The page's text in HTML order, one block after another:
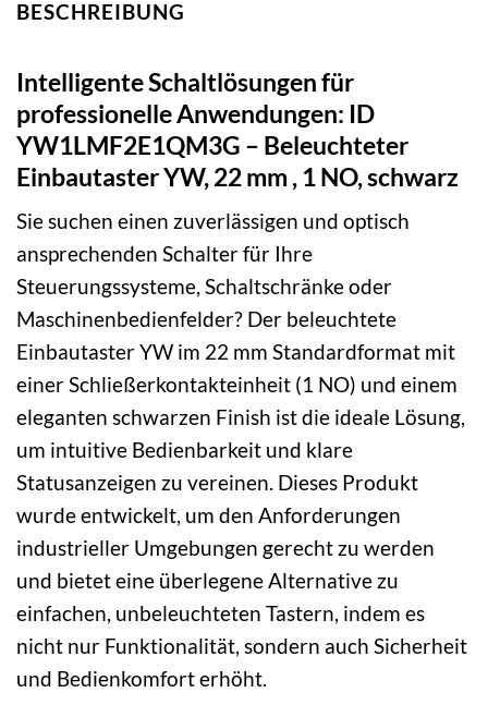
BESCHREIBUNG
Intelligente Schaltlösungen für
professionelle Anwendungen: ID
YW1LMF2E1QM3G – Beleuchteter
Einbautaster YW, 22 mm , 1 NO, schwarz
Sie suchen einen zuverlässigen und optisch
ansprechenden Schalter für Ihre
Steuerungssysteme, Schaltschränke oder
Maschinenbedienfelder? Der beleuchtete
Einbautaster YW im 22 mm Standardformat mit
einer Schließerkontakteinheit (1 NO) und einem
eleganten schwarzen Finish ist die ideale Lösung,
um intuitive Bedienbarkeit und klare
Statusanzeigen zu vereinen. Dieses Produkt
wurde entwickelt, um den Anforderungen
industrieller Umgebungen gerecht zu werden
und bietet eine überlegene Alternative zu
einfachen, unbeleuchteten Tastern, indem es
nicht nur Funktionalität, sondern auch Sicherheit
und Bedienkomfort erhöht.